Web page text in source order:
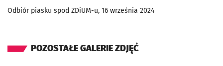
Odbiór piasku spod ZDiUM-u, 16 września 2024
POZOSTAŁE GALERIE ZDJĘĆ